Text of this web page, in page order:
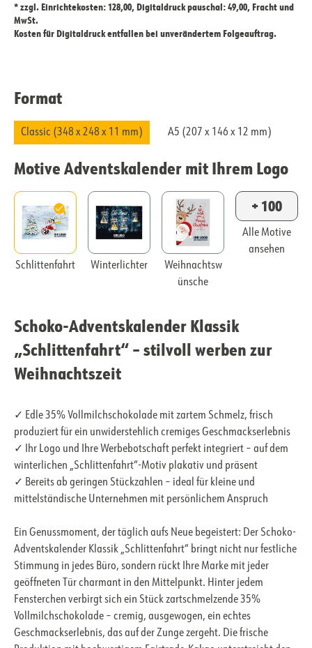
* zzgl. Einrichtekosten: 128,00, Digitaldruck pauschal: 49,00, Fracht und
MwSt.
Kosten für Digitaldruck entfallen bei unverändertem Folgeauftrag.
Format
Classic (348 x 248 x 11 mm) A5 (207 x 146 x 12 mm)
Motive Adventskalender mit Ihrem Logo
Schlittenfahrt Winterlichter
Weihnachtsw
ünsche
+ 100
Alle Motive
ansehen
Schoko-Adventskalender Klassik
„Schlittenfahrt“ – stilvoll werben zur
Weihnachtszeit
✓ Edle 35% Vollmilchschokolade mit zartem Schmelz, frisch
produziert für ein unwiderstehlich cremiges Geschmackserlebnis
✓ Ihr Logo und Ihre Werbebotschaft perfekt integriert – auf dem
winterlichen „Schlittenfahrt“-Motiv plakativ und präsent
✓ Bereits ab geringen Stückzahlen – ideal für kleine und
mittelständische Unternehmen mit persönlichem Anspruch
Ein Genussmoment, der täglich aufs Neue begeistert: Der Schoko-
Adventskalender Klassik „Schlittenfahrt“ bringt nicht nur festliche
Stimmung in jedes Büro, sondern rückt Ihre Marke mit jeder
geöffneten Tür charmant in den Mittelpunkt. Hinter jedem
Fensterchen verbirgt sich ein Stück zartschmelzende 35%
Vollmilchschokolade – cremig, ausgewogen, ein echtes
Geschmackserlebnis, das auf der Zunge zergeht. Die frische